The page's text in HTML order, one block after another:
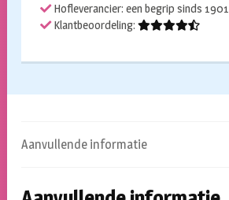
Hofleverancier: een begrip sinds 1901
Klantbeoordeling:
Aanvullende informatie